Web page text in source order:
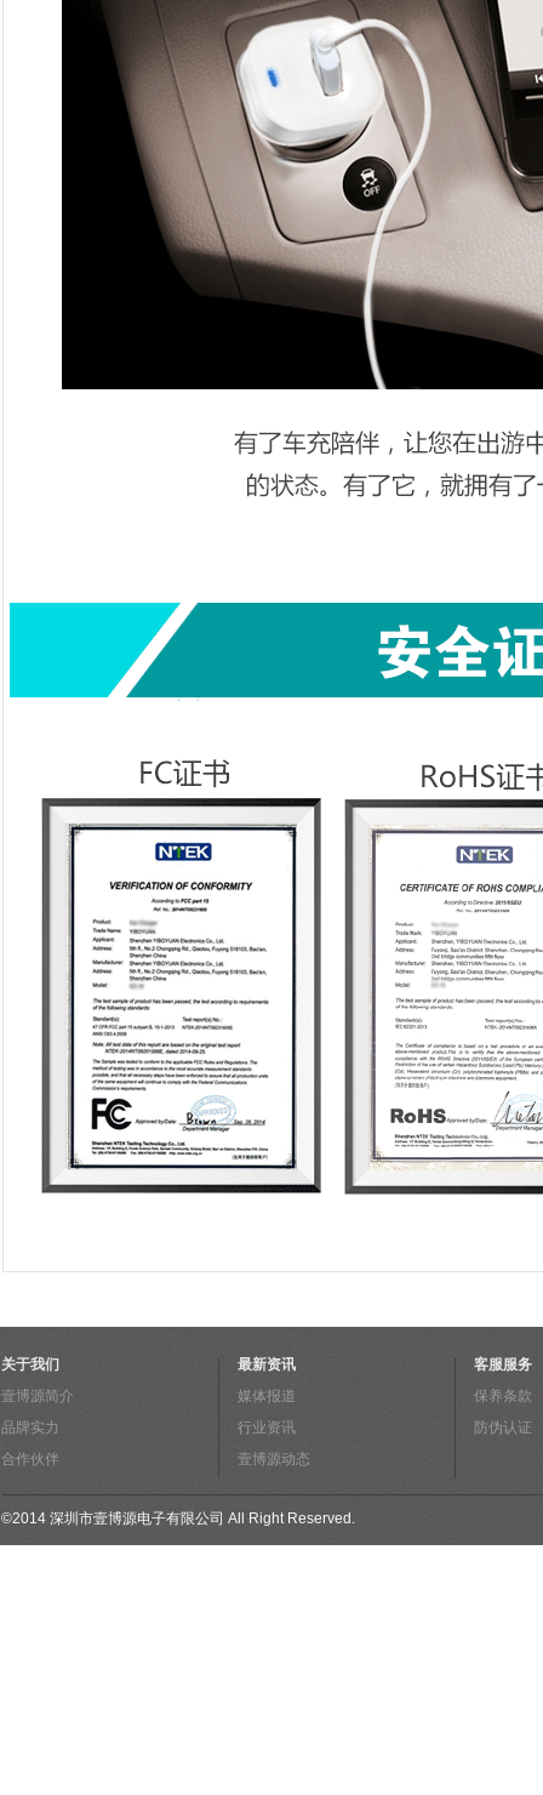
关于我们
壹博源简介
品牌实力
合作伙伴
最新资讯
媒体报道
行业资讯
壹博源动态
客服服务
保养条款
防伪认证
©2014 深圳市壹博源电子有限公司 All Right Reserved.